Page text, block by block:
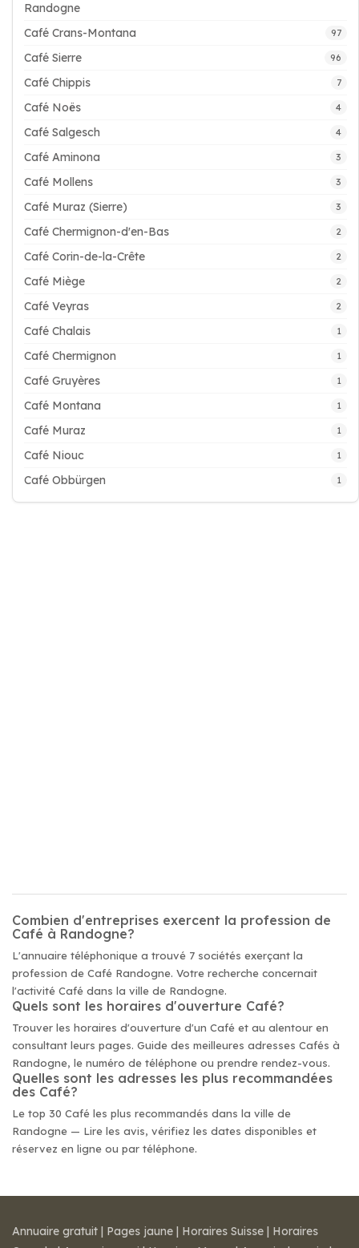
Randogne
Café Crans-Montana
97
Café Sierre 96
Café Chippis 7
Café Noës 4
Café Salgesch 4
Café Aminona 3
Café Mollens 3
Café Muraz (Sierre) 3
Café Chermignon-d'en-Bas 2
Café Corin-de-la-Crête 2
Café Miège 2
Café Veyras 2
Café Chalais 1
Café Chermignon 1
Café Gruyères 1
Café Montana 1
Café Muraz 1
Café Niouc 1
Café Obbürgen 1
Combien d'entreprises exercent la profession de
Café à Randogne?
L'annuaire téléphonique a trouvé 7 sociétés exerçant la
profession de Café Randogne. Votre recherche concernait
l'activité Café dans la ville de Randogne.
Quels sont les horaires d'ouverture Café?
Trouver les horaires d'ouverture d'un Café et au alentour en
consultant leurs pages. Guide des meilleures adresses Cafés à
Randogne, le numéro de téléphone ou prendre rendez-vous.
Quelles sont les adresses les plus recommandées
des Café?
Le top 30 Café les plus recommandés dans la ville de
Randogne — Lire les avis, vérifiez les dates disponibles et
réservez en ligne ou par téléphone.
Annuaire gratuit | Pages jaune | Horaires Suisse | Horaires